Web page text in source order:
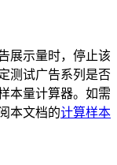
展示量时，停止该
测试广告系列是否
本量计算器。如需
本文档的计算样本